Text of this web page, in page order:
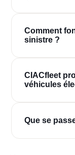
Comment
sinistre ?
CIACfleet
véhicules
Que se